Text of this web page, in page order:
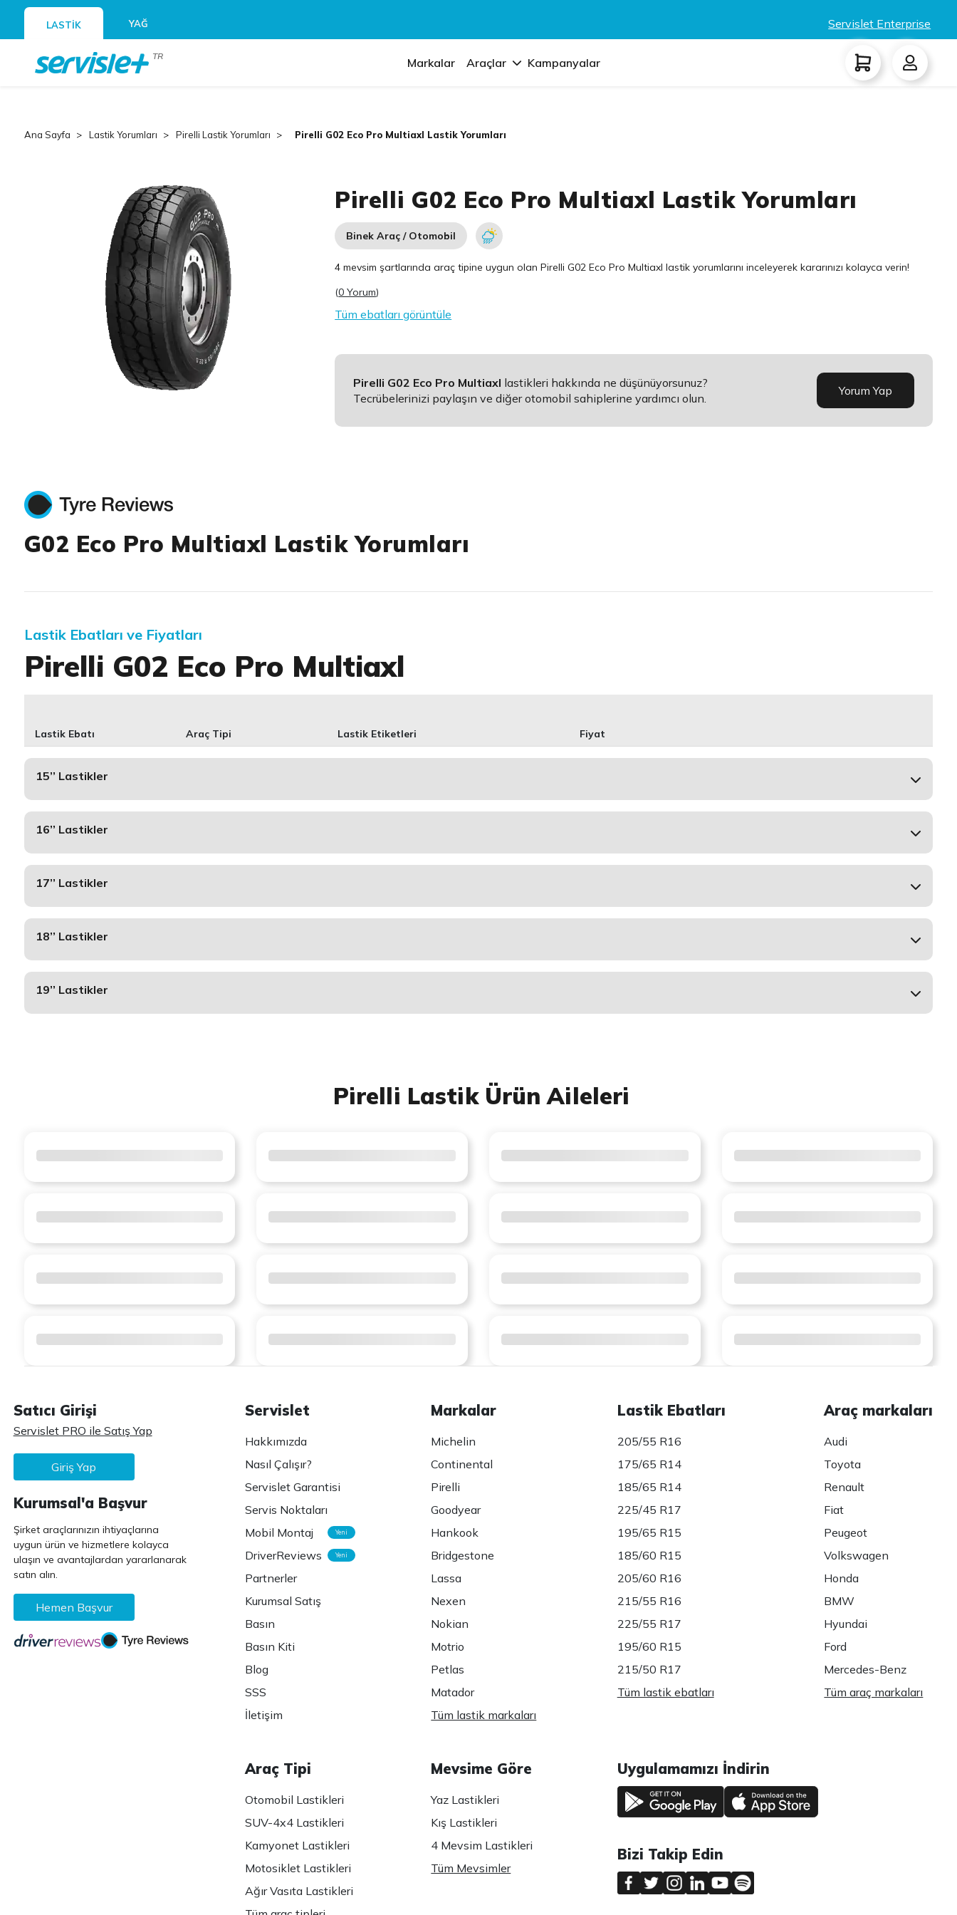
LASTİK YAĞ Servislet Enterprise
TR Markalar Araçlar Kampanyalar
Ana Sayfa Lastik Yorumları Pirelli Lastik Yorumları Pirelli G02 Eco Pro Multiaxl Lastik Yorumları
Pirelli G02 Eco Pro Multiaxl Lastik Yorumları
Binek Araç / Otomobil
4 mevsim şartlarında araç tipine uygun olanPirelli G02 Eco Pro Multiaxl lastik yorumlarını inceleyerek kararınızı kolayca verin!
(0 Yorum)
Tüm ebatları görüntüle
Pirelli G02 Eco Pro Multiaxl lastikleri hakkında ne düşünüyorsunuz?
Tecrübelerinizi paylaşın ve diğer otomobil sahiplerine yardımcı olun.
Yorum Yap
G02 Eco Pro Multiaxl Lastik Yorumları
Lastik Ebatları ve Fiyatları
Pirelli G02 Eco Pro Multiaxl
Lastik Ebatı Araç Tipi Lastik Etiketleri Fiyat
15’’ Lastikler
16’’ Lastikler
17’’ Lastikler
18’’ Lastikler
19’’ Lastikler
Pirelli Lastik Ürün Aileleri
Satıcı Girişi
Servislet PRO ile Satış Yap
Giriş Yap
Kurumsal'a Başvur
Şirket araçlarınızın ihtiyaçlarına
uygun ürün ve hizmetlere kolayca
ulaşın ve avantajlardan yararlanarak
satın alın.
Hemen Başvur
Servislet
Hakkımızda
Nasıl Çalışır?
Servislet Garantisi
Servis Noktaları
Mobil Montaj
Yeni
DriverReviews Yeni
Partnerler
Kurumsal Satış
Basın
Basın Kiti
Blog
SSS
İletişim
Markalar
Michelin
Continental
Pirelli
Goodyear
Hankook
Bridgestone
Lassa
Nexen
Nokian
Motrio
Petlas
Matador
Tüm lastik markaları
Lastik Ebatları
205/55 R16
175/65 R14
185/65 R14
225/45 R17
195/65 R15
185/60 R15
205/60 R16
215/55 R16
225/55 R17
195/60 R15
215/50 R17
Tüm lastik ebatları
Araç markaları
Audi
Toyota
Renault
Fiat
Peugeot
Volkswagen
Honda
BMW
Hyundai
Ford
Mercedes-Benz
Tüm araç markaları
Araç Tipi
Otomobil Lastikleri
SUV-4x4 Lastikleri
Kamyonet Lastikleri
Motosiklet Lastikleri
Ağır Vasıta Lastikleri
Mevsime Göre
Yaz Lastikleri
Kış Lastikleri
4 Mevsim Lastikleri
Tüm Mevsimler
Uygulamamızı İndirin
Bizi Takip Edin